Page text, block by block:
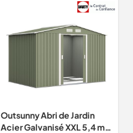
Outsunny Abri de Jardin
Acier Galvanisé XXL 5,4 m²